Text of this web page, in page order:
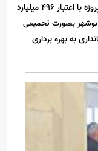
بمناسبت گرامیداشت دهه مبارک فجر، ۱۴ پروژه با اعتبار ۴۹۶ میلیارد
بوشهر بصورت تجمیعی
به بهره برداری